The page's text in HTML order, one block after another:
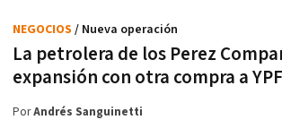
La petrolera de los Perez
expansión con otra compra a YPF
NEGOCIOS / Nueva operación
PorAndrés Sanguinetti